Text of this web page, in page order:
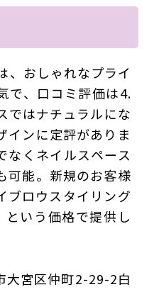
、おしゃれなプライ
で、口コミ評価は4.
ではナチュラルにな
インに定評がありま
なくネイルスペース
可能。新規のお客様
ブロウスタイリング
いう価格で提供し
大宮区仲町2-29-2白